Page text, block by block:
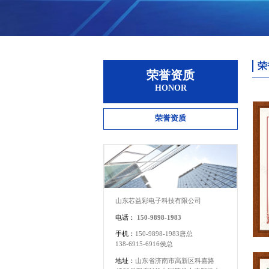
荣誉资质
HONOR
荣誉资质
山东芯益彩电子科技有限公司
电话： 150-9898-1983
手机： 150-9898-1983唐总
138-6915-6916侯总
地址： 山东省济南市高新区科嘉路
荣